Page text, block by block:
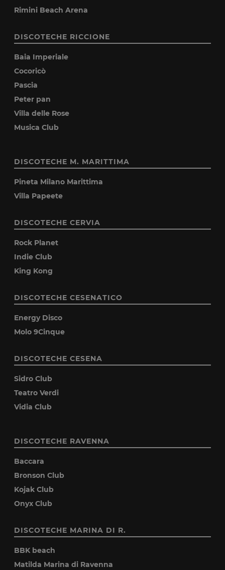
Rimini Beach Arena
DISCOTECHE RICCIONE
Baia Imperiale
Cocoricò
Pascia
Peter pan
Villa delle Rose
Musica Club
DISCOTECHE M. MARITTIMA
Pineta Milano Marittima
Villa Papeete
DISCOTECHE CERVIA
Rock Planet
Indie Club
King Kong
DISCOTECHE CESENATICO
Energy Disco
Molo 9Cinque
DISCOTECHE CESENA
Sidro Club
Teatro Verdi
Vidia Club
DISCOTECHE RAVENNA
Baccara
Bronson Club
Kojak Club
Onyx Club
DISCOTECHE MARINA DI R.
BBK beach
Matilda Marina di Ravenna